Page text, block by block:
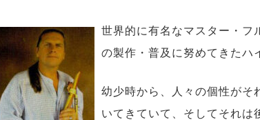
世界的に有名なマスター・フ
の製作・普及に努めてきたハ
幼少時から、人々の個性がそ
いてきていて、そしてそれは